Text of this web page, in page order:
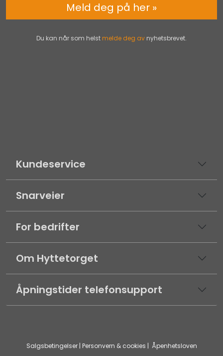
Kundeservice
Snarveier
For bedrifter
Om Hyttetorget
Åpningstider telefonsupport
Salgsbetingelser| Personvern & cookies | Åpenhetsloven
Du kan når som helst melde deg av nyhetsbrevet.
Meld deg på her »